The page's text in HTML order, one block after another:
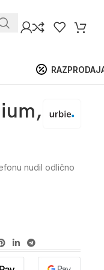
nudil odlično